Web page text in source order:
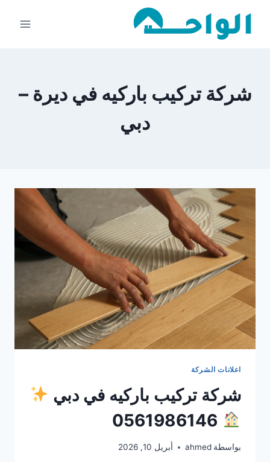
شركة تركيب باركيه في ديرة –
دبي
اعلانات الشركة
شركة تركيب باركيه في دبي
بواسطة ahmed أبريل 10, 2026